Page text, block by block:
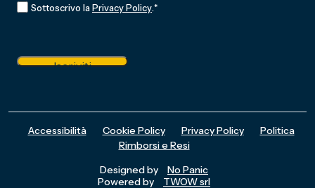
CONSENSO*
Sottoscrivo laPrivacy Policy.*
Iscriviti
Accessibilità Cookie Policy Privacy Policy
Politica
Rimborsi e Resi
Designed by
No Panic
Powered by
TWOW srl